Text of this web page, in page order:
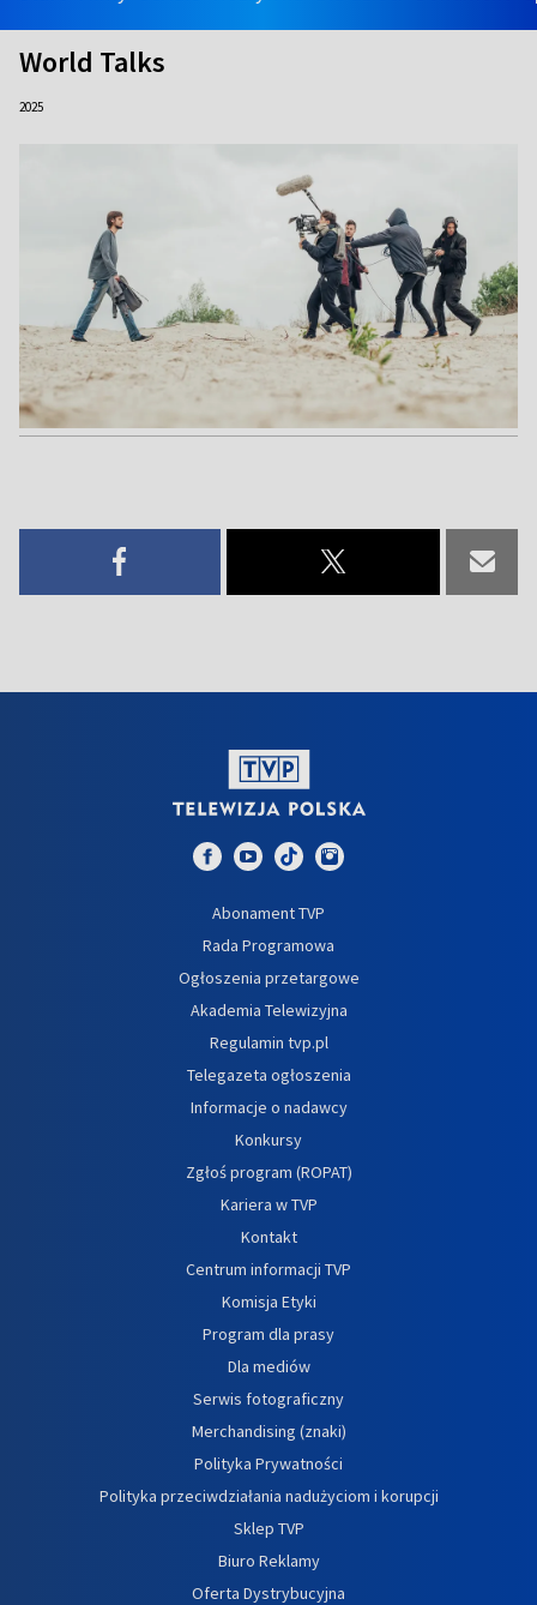
World Talks
2025
Abonament TVP
Rada Programowa
Ogłoszenia przetargowe
Akademia Telewizyjna
Regulamin tvp.pl
Telegazeta ogłoszenia
Informacje o nadawcy
Konkursy
Zgłoś program (ROPAT)
Kariera w TVP
Kontakt
Centrum informacji TVP
Komisja Etyki
Program dla prasy
Dla mediów
Serwis fotograficzny
Merchandising (znaki)
Polityka Prywatności
Polityka przeciwdziałania nadużyciom i korupcji
Sklep TVP
Biuro Reklamy
Oferta Dystrybucyjna